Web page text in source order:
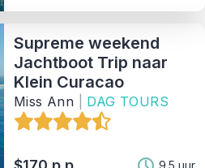
Supreme weekend
Jachtboot Trip naar
Klein Curacao
Miss Ann DAG TOURS
9.5 uur